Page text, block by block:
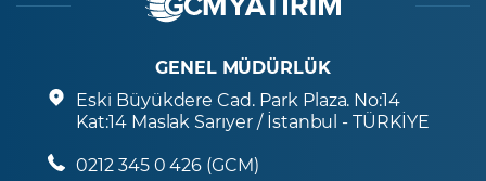
GENEL MÜDÜRLÜK
Eski Büyükdere Cad. Park Plaza. No:14
Kat:14 Maslak Sarıyer / İstanbul - TÜRKİYE
0212 345 0 426 (GCM)